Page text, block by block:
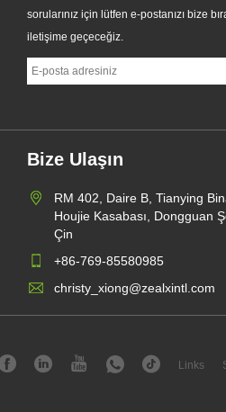
sorularınız için lütfen e-postanızı bize
iletişime geçeceğiz.
Bize Ulaşın
RM 402, Daire B, Tianying
Houjie Kasabası, Dongguan
Çin
+86-769-85580985
christy_xiong@zealxintl.com
Links